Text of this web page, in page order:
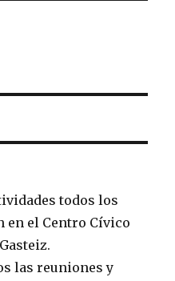
todos los
en el Centro Cívico
las reuniones y